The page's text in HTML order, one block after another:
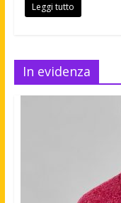
Leggi tutto
In evidenza